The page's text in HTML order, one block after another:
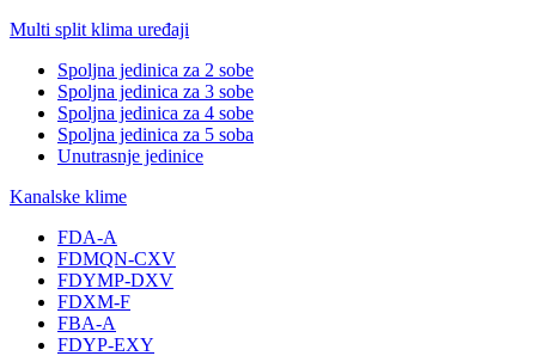
Multi split klima uređaji
Spoljna jedinica za 2 sobe
Spoljna jedinica za 3 sobe
Spoljna jedinica za 4 sobe
Spoljna jedinica za 5 soba
Unutrasnje jedinice
Kanalske klime
FDA-A
FDMQN-CXV
FDYMP-DXV
FDXM-F
FBA-A
FDYP-EXY